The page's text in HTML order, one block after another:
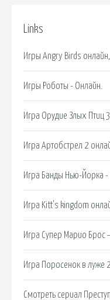
Links
Игры Angry Birds
Игры Роботы - Онлайн.
Игра Орудие Злых Птиц
Игра Артобстрел 2
Игра Банды Нью-Йорка -
Игра Kitt's kingdom
Игра Супер Марио Брос
Игра Поросенок в луже
Смотреть сериал